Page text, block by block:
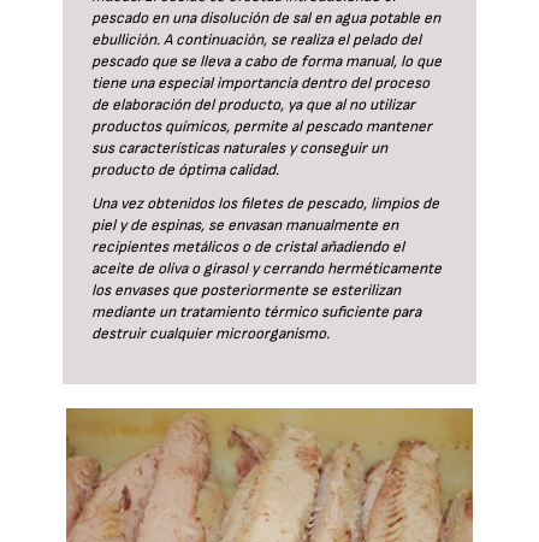
pescado en una disolución de sal en agua potable en
ebullición. A continuación, se realiza el pelado del
pescado que se lleva a cabo de forma manual, lo que
tiene una especial importancia dentro del proceso
de elaboración del producto, ya que al no utilizar
productos químicos, permite al pescado mantener
sus características naturales y conseguir un
producto de óptima calidad.
Una vez obtenidos los filetes de pescado, limpios de
piel y de espinas, se envasan manualmente en
recipientes metálicos o de cristal añadiendo el
aceite de oliva o girasol y cerrando herméticamente
los envases que posteriormente se esterilizan
mediante un tratamiento térmico suficiente para
destruir cualquier microorganismo.